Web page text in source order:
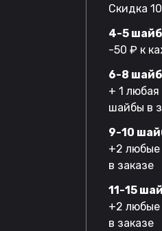
Скидка
4-5 шайб
-50 ₽ к
6-8 шайб
+ 1
шайбы в
9-10
+2
в заказе
11-15
+2
в заказе